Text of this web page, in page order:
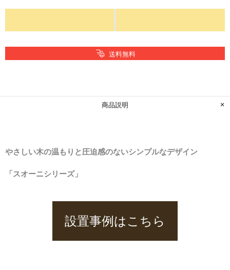
送料無料
商品説明
やさしい木の温もりと圧迫感のないシンプルなデザイン
「スオーニシリーズ」
設置事例はこちら